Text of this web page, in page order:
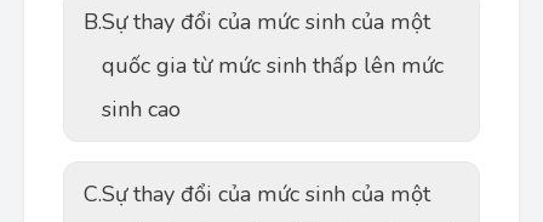
B.Sự thay đổi của mức sinh của một
quốc gia từ mức sinh thấp lên mức
sinh cao
C.Sự thay đổi của mức sinh của một